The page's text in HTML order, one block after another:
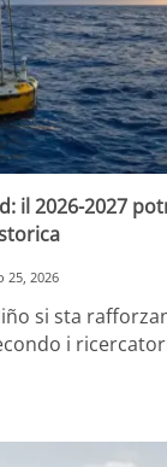
il 2026-2027
25, 2026
si sta
i